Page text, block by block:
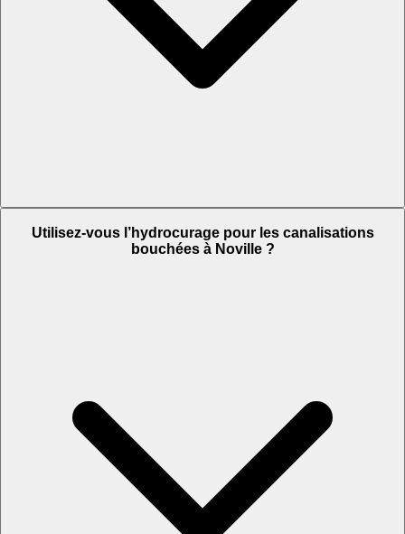
Utilisez-vous l’hydrocurage pour les canalisations
bouchées à Noville ?